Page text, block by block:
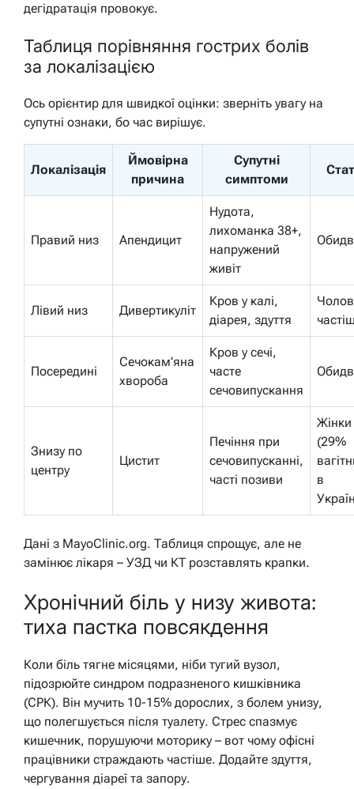
дегідратація провокує.
Таблиця порівняння гострих болів
за локалізацією
Ось орієнтир для швидкої оцінки: зверніть увагу на
супутні ознаки, бо час вирішує.
Локалізація
Ймовірна
причина
Супутні
симптоми
Правий низ Апендицит
Нудота,
лихоманка 38+,
напружений
живіт
Лівий низ Дивертикуліт
Кров у калі,
діарея, здуття
Посередині
Сечокам’яна
хвороба
Кров у сечі,
часте
сечовипускання
Знизу по
центру
Цистит
Печіння при
сечовипусканні,
часті позиви
Жінки
(29%
в
Дані з MayoClinic.org. Таблиця спрощує, але не
замінює лікаря – УЗД чи КТ розставлять крапки.
Хронічний біль у низу живота:
тиха пастка повсякдення
Коли біль тягне місяцями, ніби тугий вузол,
підозрюйте синдром подразненого кишківника
(СРК). Він мучить 10-15% дорослих, з болем унизу,
що полегшується після туалету. Стрес спазмує
кишечник, порушуючи моторику – вот чому офісні
працівники страждають частіше. Додайте здуття,
чергування діареї та запору.